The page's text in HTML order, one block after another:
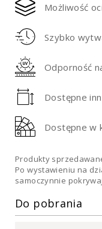
Możliwość
Szybko
Odporność
Dostępne
Dostępne w
Produkty
Po wystawieniu na
samoczynnie
Do pobrania